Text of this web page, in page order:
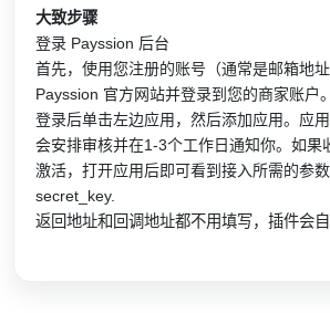
大致步骤
登录 Payssion 后台
首先，使用您注册的账号（通常是邮箱地
Payssion 官方网站并登录到您的商家账户。
登录后单击左边应用，然后添加应用。应
会安排审核并在1-3个工作日通知你。如果
激活，打开应用后即可看到接入所需的参
secret_key.
返回地址和回调地址都不用填写，插件会